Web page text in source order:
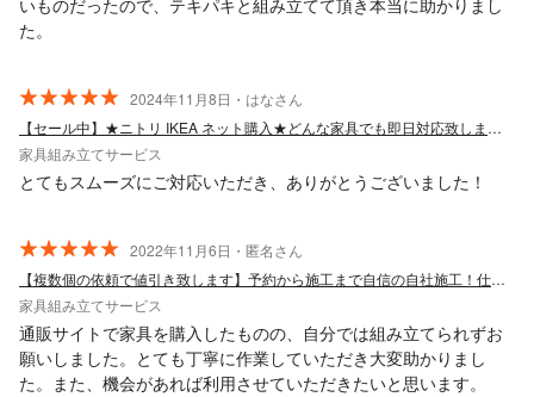
いものだったので、テキパキと組み立てて頂き本当に助かりまし
た。
2024年11月8日・はなさん
【セール中】★ニトリ IKEA ネット購入★どんな家具でも即日対応致します！
家具組み立てサービス
とてもスムーズにご対応いただき、ありがとうございました！
2022年11月6日・匿名さん
【複数個の依頼で値引き致します】予約から施工まで自信の自社施工！仕上がり保証あり
家具組み立てサービス
通販サイトで家具を購入したものの、自分では組み立てられずお
願いしました。とても丁寧に作業していただき大変助かりまし
た。また、機会があれば利用させていただきたいと思います。